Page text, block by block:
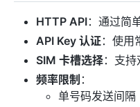
HTTP API：通过简
API Key 认证：使用
SIM 卡槽选择：支
频率限制 ：
单号码发送间隔